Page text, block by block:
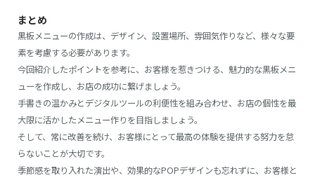
まとめ
黒板メニューの作成は、デザイン、設置場所、雰囲気作りなど、様々な要
素を考慮する必要があります。
今回紹介したポイントを参考に、お客様を惹きつける、魅力的な黒板メニ
ューを作成し、お店の成功に繋げましょう。
手書きの温かみとデジタルツールの利便性を組み合わせ、お店の個性を最
大限に活かしたメニュー作りを目指しましょう。
そして、常に改善を続け、お客様にとって最高の体験を提供する努力を怠
らないことが大切です。
季節感を取り入れた演出や、効果的なPOPデザインも忘れずに、お客様と